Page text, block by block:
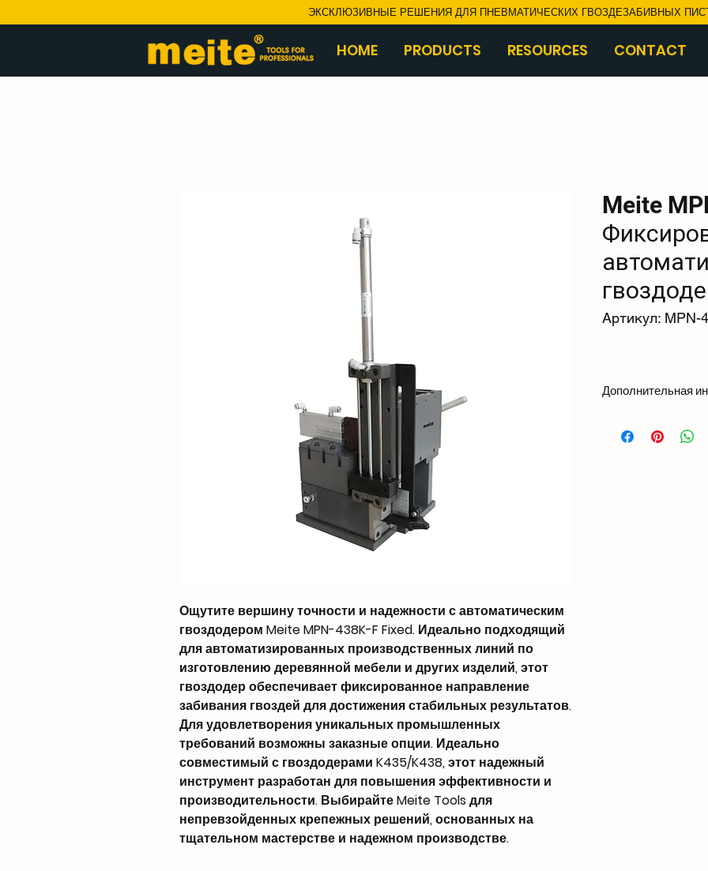
ЭКСКЛЮЗИВНЫЕ РЕШЕНИЯ ДЛЯ ПНЕВМАТИЧЕСКИХ ГВОЗДЕЗАБИВНЫХ
HOME PRODUCTS RESOURCES CONTACT
Ощутите вершину точности и надежности с автоматическим
гвоздодером Meite MPN-438K-F Fixed. Идеально подходящий
для автоматизированных производственных линий по
изготовлению деревянной мебели и других изделий, этот
гвоздодер обеспечивает фиксированное направление
забивания гвоздей для достижения стабильных результатов.
Для удовлетворения уникальных промышленных
требований возможны заказные опции. Идеально
совместимый с гвоздодерами K435/K438, этот надежный
инструмент разработан для повышения эффективности и
производительности. Выбирайте Meite Tools для
непревзойденных крепежных решений, основанных на
тщательном мастерстве и надежном производстве.
Meite
Артикул: MPN-
Дополнительная
PCS / SecOperate